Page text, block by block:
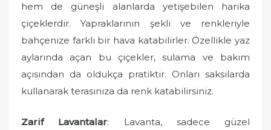
hem de güneşli alanlarda yetişebilen harika
çiçeklerdir. Yapraklarının şekli ve renkleriyle
bahçenize farklı bir hava katabilirler. Özellikle yaz
aylarında açan bu çiçekler, sulama ve bakım
açısından da oldukça pratiktir. Onları saksılarda
kullanarak terasınıza da renk katabilirsiniz.
Zarif Lavantalar: Lavanta, sadece güzel